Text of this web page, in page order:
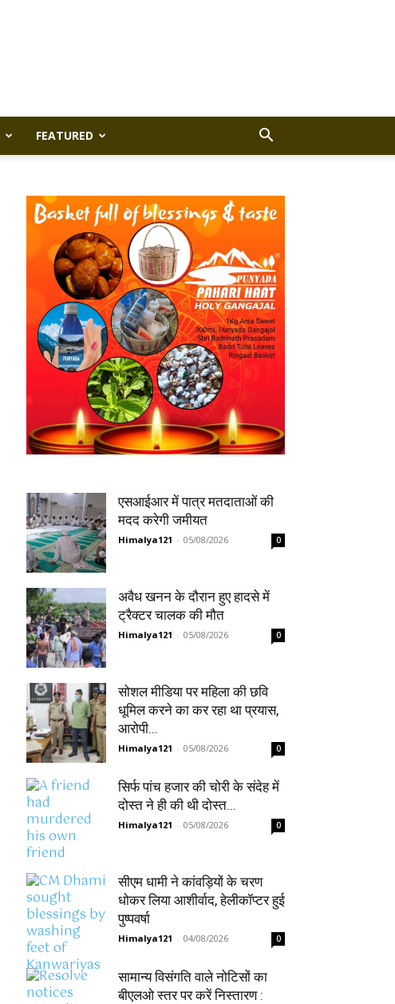
FEATURED
एसआईआर में पात्र मतदाताओं की
मदद करेगी जमीयत
Himalya121 - 05/08/2026 0
अवैध खनन के दौरान हुए हादसे में
ट्रैक्टर चालक की मौत
Himalya121 - 05/08/2026 0
सोशल मीडिया पर महिला की छवि
धूमिल करने का कर रहा था प्रयास,
आरोपी...
Himalya121 - 05/08/2026 0
सिर्फ पांच हजार की चोरी के संदेह में
दोस्त ने ही की थी दोस्त...
Himalya121 - 05/08/2026 0
सीएम धामी ने कांवड़ियों के चरण
धोकर लिया आशीर्वाद, हेलीकॉप्टर हुई
पुष्पवर्षा
Himalya121 - 04/08/2026 0
सामान्य विसंगति वाले नोटिसों का
बीएलओ स्तर पर करें निस्तारण :